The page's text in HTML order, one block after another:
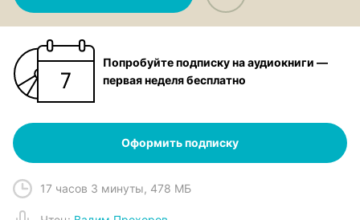
Попробуйте подписку на аудиокниги —
первая неделя бесплатно
Оформить подписку
17 часов 3 минуты, 478 МБ